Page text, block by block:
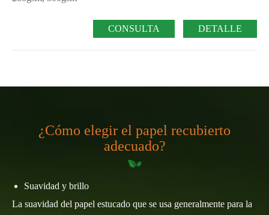
CONSULTA DETALLE
¿Cómo elegir el papel recubierto
adecuado?
Suavidad y brillo
La suavidad del papel estucado que se usa generalmente para la